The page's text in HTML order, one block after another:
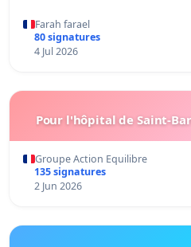
Farah farael
80 signatures
4 Jul 2026
Pour l'hôpital de Saint-
Groupe Action Equilibre
135 signatures
2 Jun 2026